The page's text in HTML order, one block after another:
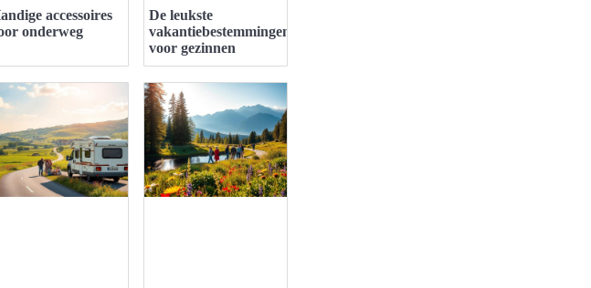
accessoires
onderweg
De leukste
vakantiebestemmingen
voor gezinnen